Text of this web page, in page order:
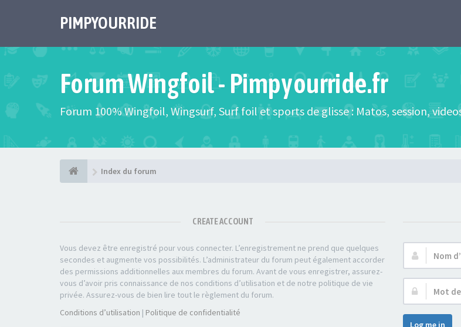
PIMPYOURRIDE
Forum Wingfoil - Pimpyourride.fr
Forum 100% Wingfoil, Wingsurf, Surf foil et sports de glisse : Matos, session,
Index du forum
CREATE ACCOUNT
Vous devez être enregistré pour vous connecter. L’enregistrement ne prend que quelques
secondes et augmente vos possibilités. L’administrateur du forum peut également accorder
des permissions additionnelles aux membres du forum. Avant de vous enregistrer, assurez-
vous d’avoir pris connaissance de nos conditions d’utilisation et de notre politique de vie
privée. Assurez-vous de bien lire tout le règlement du forum.
Conditions d’utilisation | Politique de confidentialité
Nom
d’utilisateur :
Mot
de
passe :
Log me in